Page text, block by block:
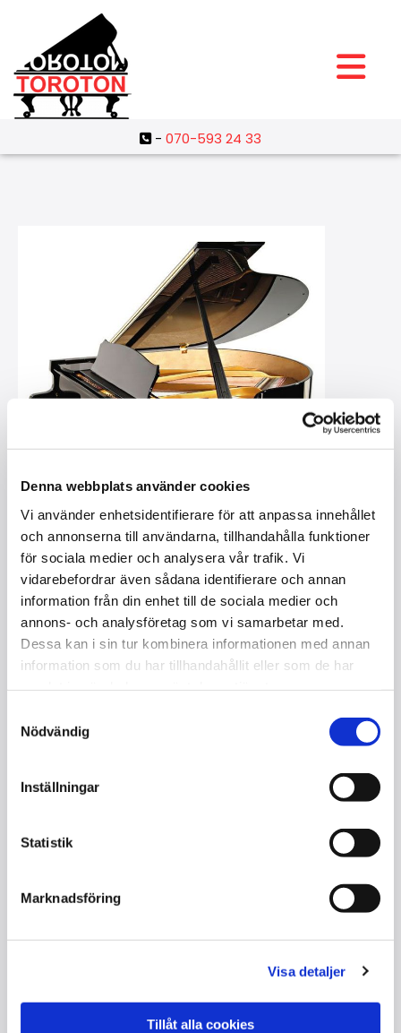
Denna webbplats använder cookies
Vi använder enhetsidentifierare för att anpassa innehållet
och annonserna till användarna, tillhandahålla funktioner
för sociala medier och analysera vår trafik. Vi
vidarebefordrar även sådana identifierare och annan
information från din enhet till de sociala medier och
annons- och analysföretag som vi samarbetar med.
Dessa kan i sin tur kombinera informationen med annan
information som du har tillhandahållit eller som de har
Nödvändig
Inställningar
Statistik
Marknadsföring
Visa detaljer
Tillåt alla cookies
- 070-593 24 33
FLYGEL / NY
Kontakta oss
Storlek : 170 cm
Serienummer : Beställning